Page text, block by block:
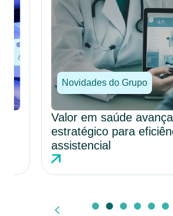
Novidades do Grupo
Valor em saúde avança
estratégico para eficiência
assistencial